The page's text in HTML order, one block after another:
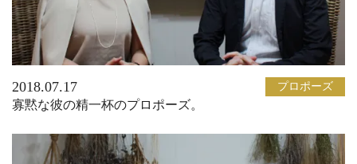
2018.07.17 プロポーズ
寡黙な彼の精一杯のプロポーズ。